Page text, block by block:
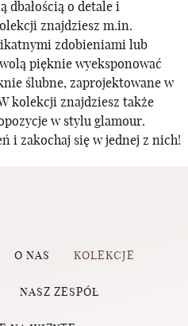
dbałością o detale i
znajdziesz m.in.
zdobieniami lub
pięknie wyeksponować
ślubne, zaprojektowane w
kolekcji znajdziesz także
w stylu glamour.
i zakochaj się w jednej z nich!
O NAS KOLEKCJE
NASZ ZESPÓŁ